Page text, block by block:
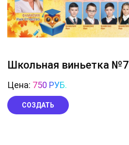
Школьная виньетка №7
Цена: 750 РУБ.
СОЗДАТЬ